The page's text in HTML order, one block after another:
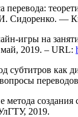
Сидоренко. ―
игры на
2019. – URL:
субтитров как
2019.